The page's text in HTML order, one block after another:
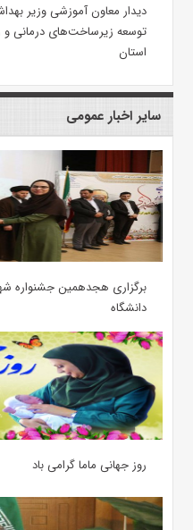
دیدار معاون آموزشی وزیر
توسعه زیرساخت‌های درمانی و
استان
سایر اخبار عمومی
برگزاری هجدهمین جشنواره
دانشگاه
روز جهانی ماما گرامی باد